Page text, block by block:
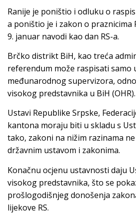
Ranije je poništio i odluku o
a poništio je i zakon o praznicima
9. januar navodi kao dan RS-a.
Brčko distrikt BiH, kao treća
referendum može raspisati samo
međunarodnog supervizora,
visokog predstavnika u BiH (OHR).
Ustavi Republike Srpske,
kantona moraju biti u skladu s
tako, zakoni na nižim razinama
državnim ustavom i zakonima.
Konačnu ocjenu ustavnosti daju
visokog predstavnika, što se
prošlogodišnjeg donošenja
lijekove RS.